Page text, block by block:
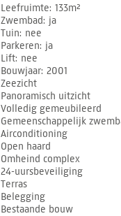
Leefruimte 133m²
Zwembad
ja
Tuin nee
Parkeren ja
Lift nee
Bouwjaar 2001
Zeezicht
Panoramisch uitzicht
Volledig gemeubileerd
Gemeenschappelijk
Airconditioning
Open haard
Omheind complex
24-uursbeveiliging
Terras
Belegging
Bestaande bouw